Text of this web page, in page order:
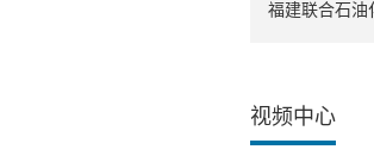
福建联合石油
视频中心